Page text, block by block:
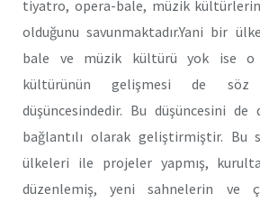
tiyatro, opera-bale, müzik
olduğunu savunmaktadır.Yani bir
bale ve müzik kültürü yok ise o
kültürünün gelişmesi de söz
düşüncesindedir. Bu düşüncesini de
bağlantılı olarak geliştirmiştir. Bu
ülkeleri ile projeler yapmış,
düzenlemiş, yeni sahnelerin ve